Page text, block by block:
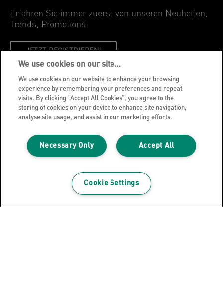
Erfahren Sie immer zuerst von unseren Neuheiten,
Trends, Promotions
JETZT REGISTRIEREN!
Datenschutzhinweise
Cookie Richtlinie
Legal Notice
Meine Daten verwalten
Leitz EasyPrint
We use cookies on our site…
We use cookies on our website to enhance your browsing
experience by remembering your preferences and repeat
visits. By clicking “Accept All Cookies”, you agree to the
storing of cookies on your device to enhance site navigation,
analyse site usage, and assist in our marketing efforts.
Accept All
Necessary Only
Cookie Settings